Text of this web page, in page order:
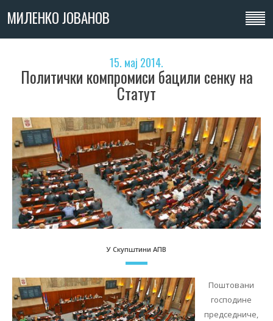
МИЛЕНКО ЈОВАНОВ
15. мај 2014.
Политички компромиси бацили сенку на
Статут
У Скупштини АПВ
Поштовани
господине
председниче,